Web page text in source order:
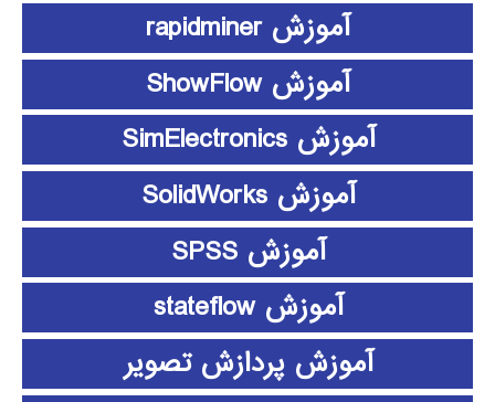
آموزش rapidminer
آموزش ShowFlow
آموزش SimElectronics
آموزش SolidWorks
آموزش SPSS
آموزش stateflow
آموزش پردازش تصویر